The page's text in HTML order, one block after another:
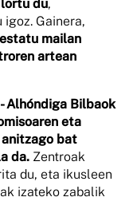
du,
Gainera,
estatu mailan
artean
Alhóndiga Bilbaok
eta
bat
da. Zentroak
du, eta ikusleen
izateko zabalik